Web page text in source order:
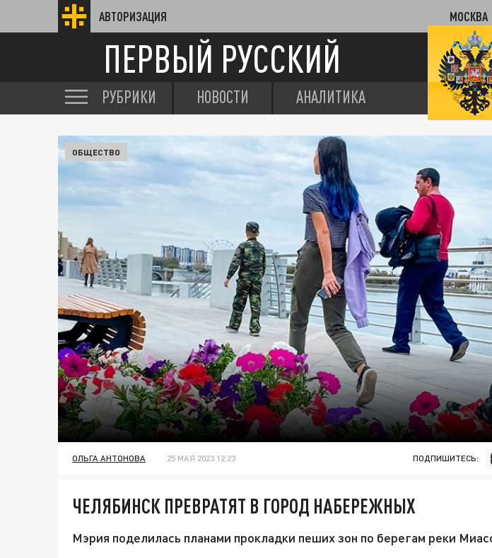
АВТОРИЗАЦИЯ МОСКВА
ПЕРВЫЙ РУССКИЙ
РУБРИКИ НОВОСТИ АНАЛИТИКА
ОБЩЕСТВО
ОЛЬГА АНТОНОВА 25 МАЯ 2023 12:23 ПОДПИШИТЕСЬ:
ЧЕЛЯБИНСК ПРЕВРАТЯТ В ГОРОД НАБЕРЕЖНЫХ
Мэрия поделилась планами прокладки пеших зон по берегам реки